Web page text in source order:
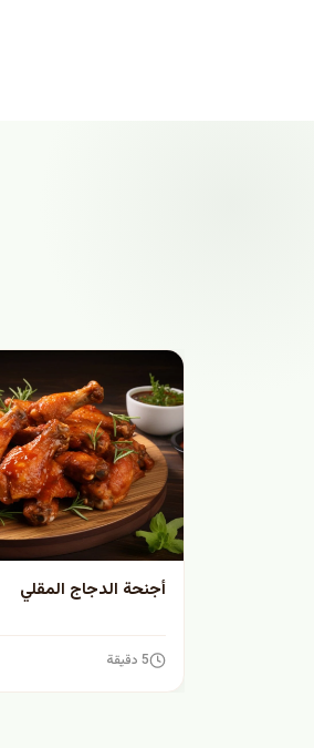
أجنحة الدجاج المقلي
5 دقيقة